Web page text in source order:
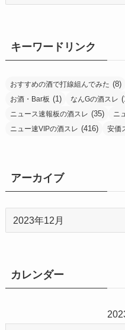
ーキーワードリンク
おすすめの酒で打線組んでみた (8)
お酒・Bar板 (1) なんGの酒スレ
ニュース速報板の酒スレ (35) ニ
ニュー速VIPの酒スレ (416) 安価
アーカイブ
ブカレンダー